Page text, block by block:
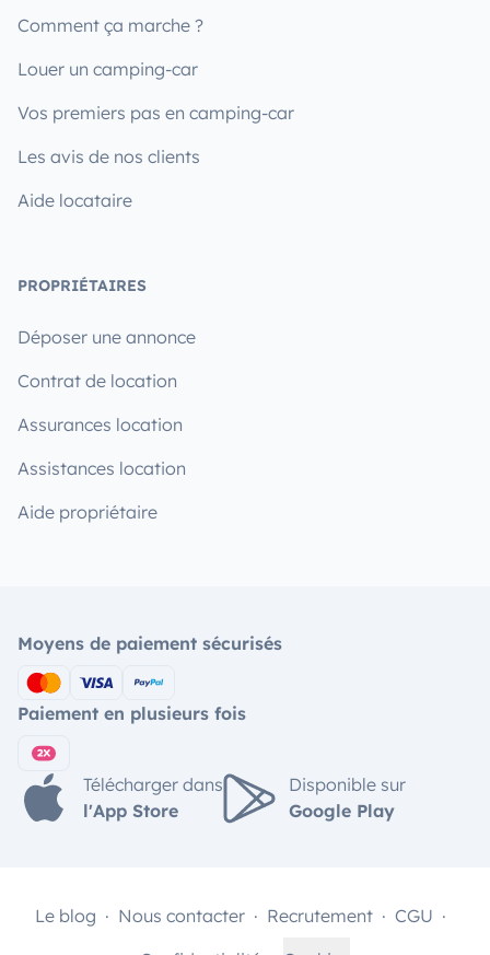
Comment ça marche ?
Louer un camping-car
Vos premiers pas en camping-car
Les avis de nos clients
Aide locataire
PROPRIÉTAIRES
Déposer une annonce
Contrat de location
Assurances location
Assistances location
Aide propriétaire
Moyens de paiement sécurisés
Paiement en plusieurs fois
Télécharger dans
l'App Store
Disponible sur
Google Play
Le blog Nous contacter Recrutement
CGU